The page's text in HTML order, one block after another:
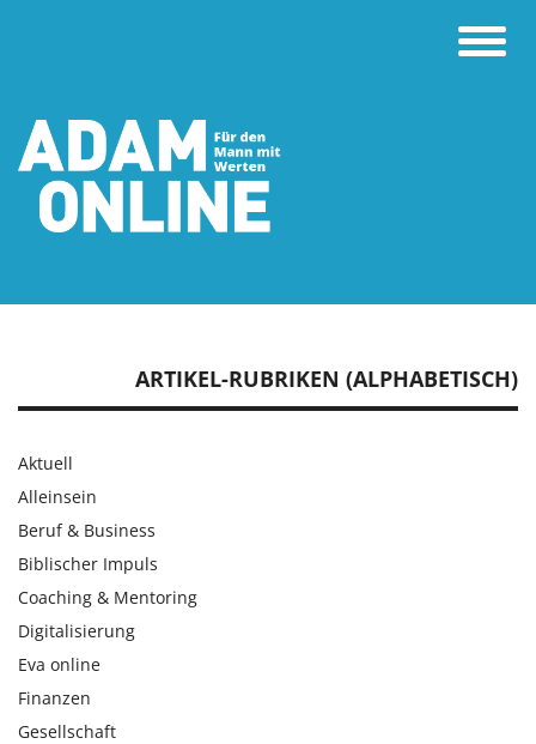
Toggle
ARTIKEL-RUBRIKEN (ALPHABETISCH)
Aktuell
Alleinsein
Beruf & Business
Biblischer Impuls
Coaching & Mentoring
Digitalisierung
Eva online
Finanzen
Gesellschaft